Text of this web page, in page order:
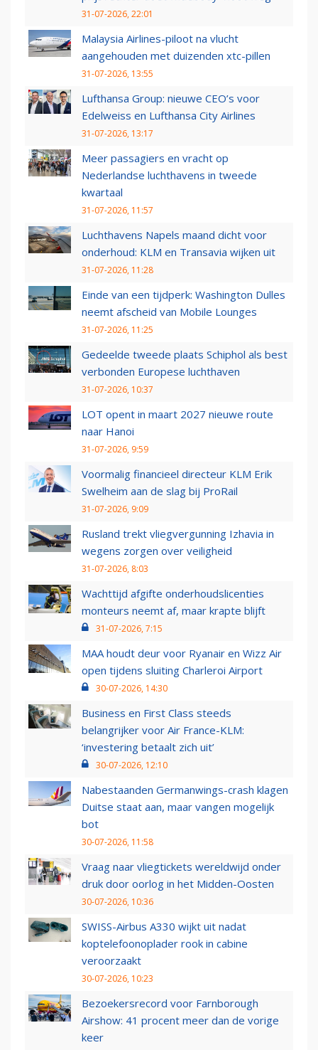
31-07-2026, 22:01
Malaysia Airlines-piloot na vlucht
aangehouden met duizenden xtc-pillen
31-07-2026, 13:55
Lufthansa Group: nieuwe CEO’s voor
Edelweiss en Lufthansa City Airlines
31-07-2026, 13:17
Meer passagiers en vracht op
Nederlandse luchthavens in tweede
kwartaal
31-07-2026, 11:57
Luchthavens Napels maand dicht voor
onderhoud: KLM en Transavia wijken uit
31-07-2026, 11:28
Einde van een tijdperk: Washington Dulles
neemt afscheid van Mobile Lounges
31-07-2026, 11:25
Gedeelde tweede plaats Schiphol als best
verbonden Europese luchthaven
31-07-2026, 10:37
LOT opent in maart 2027 nieuwe route
naar Hanoi
31-07-2026, 9:59
Voormalig financieel directeur KLM Erik
Swelheim aan de slag bij ProRail
31-07-2026, 9:09
Rusland trekt vliegvergunning Izhavia in
wegens zorgen over veiligheid
31-07-2026, 8:03
Wachttijd afgifte onderhoudslicenties
monteurs neemt af, maar krapte blijft
31-07-2026, 7:15
MAA houdt deur voor Ryanair en Wizz Air
open tijdens sluiting Charleroi Airport
30-07-2026, 14:30
Business en First Class steeds
belangrijker voor Air France-KLM:
‘investering betaalt zich uit’
30-07-2026, 12:10
Nabestaanden Germanwings-crash klagen
Duitse staat aan, maar vangen mogelijk
bot
30-07-2026, 11:58
Vraag naar vliegtickets wereldwijd onder
druk door oorlog in het Midden-Oosten
30-07-2026, 10:36
SWISS-Airbus A330 wijkt uit nadat
koptelefoonoplader rook in cabine
veroorzaakt
30-07-2026, 10:23
Bezoekersrecord voor Farnborough
Airshow: 41 procent meer dan de vorige
keer